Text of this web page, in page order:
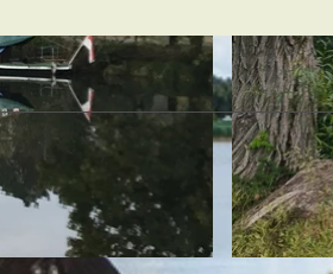
© Dana Braun,